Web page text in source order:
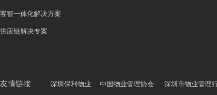
客智一体化解决方案
供应链解决专案
友情链接 深圳保利物业 中国物业管理协会 深圳市物业管理